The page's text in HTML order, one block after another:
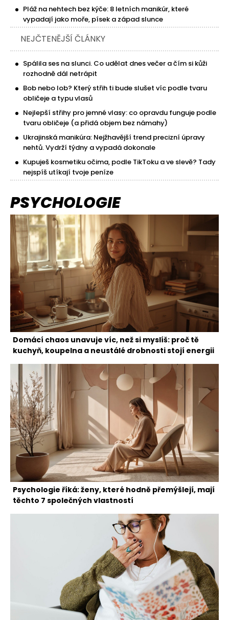
Pláž na nehtech bez kýče: 8 letních manikúr, které
vypadají jako moře, písek a západ slunce
NEJČTENĚJŠÍ ČLÁNKY
Spálila ses na slunci. Co udělat dnes večer a čím si kůži
rozhodně dál netrápit
Bob nebo lob? Který střih ti bude slušet víc podle tvaru
obličeje a typu vlasů
Nejlepší střihy pro jemné vlasy: co opravdu funguje podle
tvaru obličeje (a přidá objem bez námahy)
Ukrajinská manikúra: Nejžhavější trend precizní úpravy
nehtů. Vydrží týdny a vypadá dokonale
Kupuješ kosmetiku očima, podle TikToku a ve slevě? Tady
nejspíš utíkají tvoje peníze
PSYCHOLOGIE
Domácí chaos unavuje víc, než si myslíš: proč tě
kuchyň, koupelna a neustálé drobnosti stojí energii
Psychologie říká: ženy, které hodně přemýšlejí, mají
těchto 7 společných vlastností